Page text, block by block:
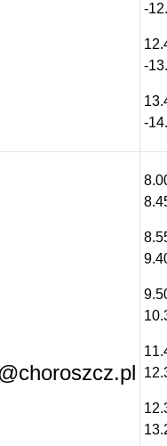
-
-
-